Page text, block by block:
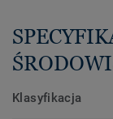
Klasyfikacja